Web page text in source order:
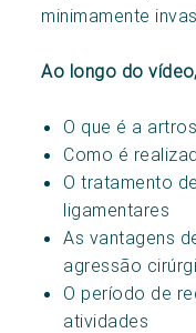
minimamente
Ao longo do
O que é a
Como é
O tratamento
ligamentares
As vantagens
agressão
O período de
atividades